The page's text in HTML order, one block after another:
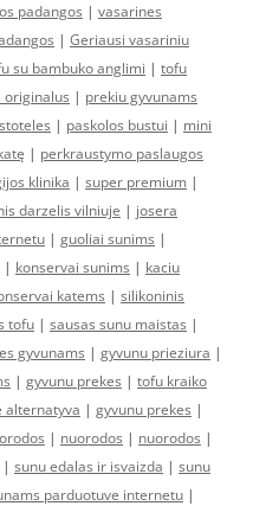
padangos | vasarines
| Geriausi vasariniu
su bambuko anglimi | tofu
originalus | prekiu gyvunams
| paskolos bustui | mini
| perkraustymo paslaugos
klinika | super premium |
darzelis vilniuje | josera
| guoliai sunims |
| konservai sunims | kaciu
katems | silikoninis
tofu | sausas sunu maistas |
gyvunams | gyvunu prieziura |
| gyvunu prekes | tofu kraiko
alternatyva | gyvunu prekes |
| nuorodos | nuorodos |
| sunu edalas ir isvaizda | sunu
parduotuve internetu |